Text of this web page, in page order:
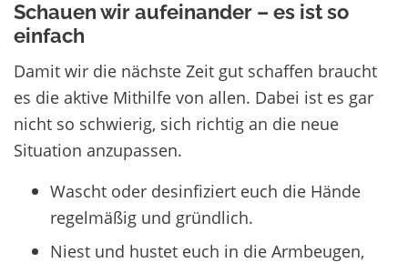
Schauen wir aufeinander – es ist so
einfach
Damit wir die nächste Zeit gut schaffen braucht
es die aktive Mithilfe von allen. Dabei ist es gar
nicht so schwierig, sich richtig an die neue
Situation anzupassen.
Wascht oder desinfiziert euch die Hände
regelmäßig und gründlich.
Niest und hustet euch in die Armbeugen,